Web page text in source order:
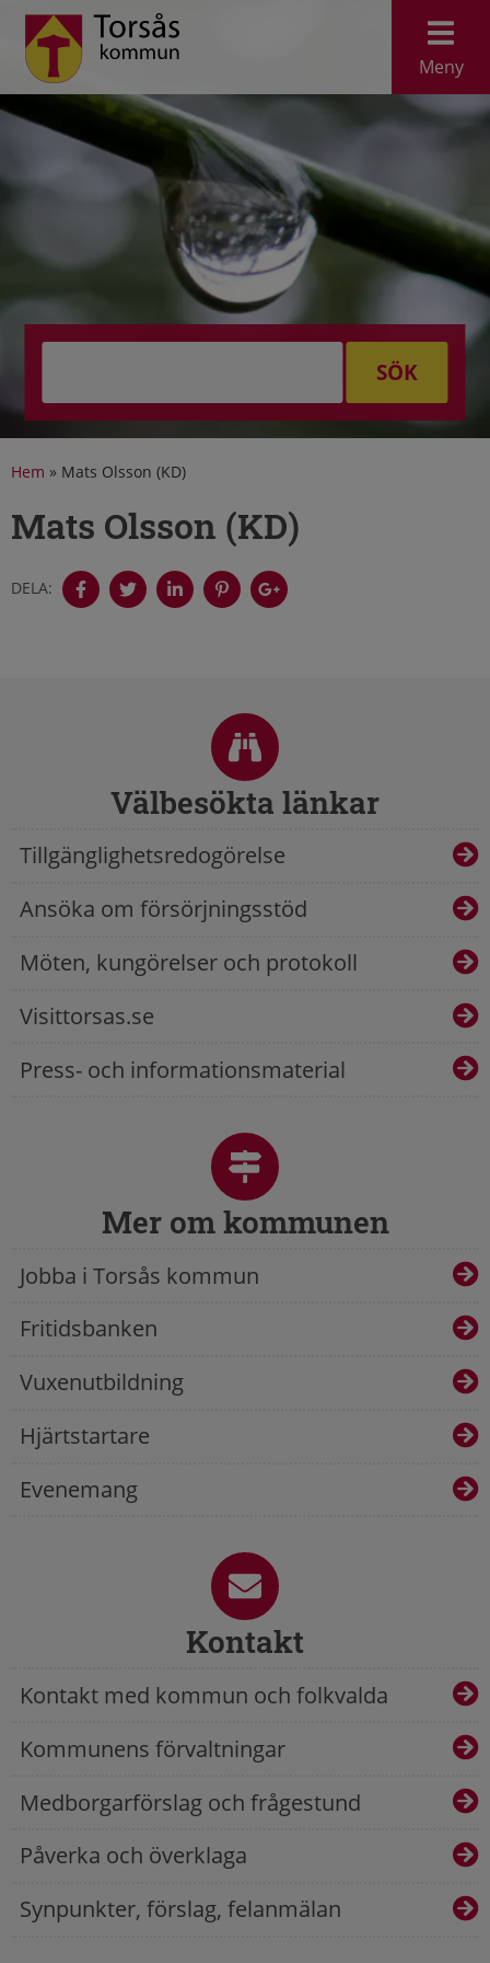
Meny
SÖK
Hem » Mats Olsson (KD)
Mats Olsson (KD)
DELA:
Välbesökta länkar
Tillgänglighetsredogörelse
Ansöka om försörjningsstöd
Möten, kungörelser och protokoll
Visittorsas.se
Press- och informationsmaterial
Mer om kommunen
Jobba i Torsås kommun
Fritidsbanken
Vuxenutbildning
Hjärtstartare
Evenemang
Kontakt
Kontakt med kommun och folkvalda
Kommunens förvaltningar
Medborgarförslag och frågestund
Påverka och överklaga
Synpunkter, förslag, felanmälan